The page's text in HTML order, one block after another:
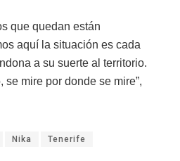
que quedan están
aquí la situación es cada
a su suerte al territorio.
mire por donde se mire”,
Nika Tenerife